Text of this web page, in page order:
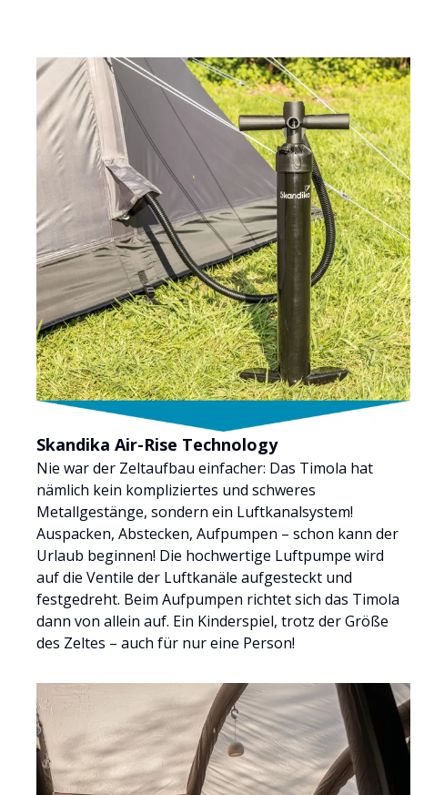
Skandika Air-Rise Technology
Nie war der Zeltaufbau einfacher: Das Timola hat
nämlich kein kompliziertes und schweres
Metallgestänge, sondern ein Luftkanalsystem!
Auspacken, Abstecken, Aufpumpen – schon kann der
Urlaub beginnen! Die hochwertige Luftpumpe wird
auf die Ventile der Luftkanäle aufgesteckt und
festgedreht. Beim Aufpumpen richtet sich das Timola
dann von allein auf. Ein Kinderspiel, trotz der Größe
des Zeltes – auch für nur eine Person!